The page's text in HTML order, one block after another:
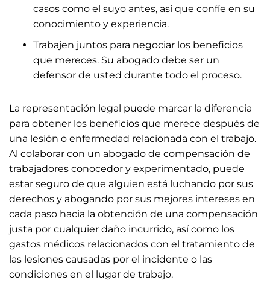
casos como el suyo antes, así que confíe en su
conocimiento y experiencia.
Trabajen juntos para negociar los beneficios
que mereces. Su abogado debe ser un
defensor de usted durante todo el proceso.
La representación legal puede marcar la diferencia
para obtener los beneficios que merece después de
una lesión o enfermedad relacionada con el trabajo.
Al colaborar con un abogado de compensación de
trabajadores conocedor y experimentado, puede
estar seguro de que alguien está luchando por sus
derechos y abogando por sus mejores intereses en
cada paso hacia la obtención de una compensación
justa por cualquier daño incurrido, así como los
gastos médicos relacionados con el tratamiento de
las lesiones causadas por el incidente o las
condiciones en el lugar de trabajo.